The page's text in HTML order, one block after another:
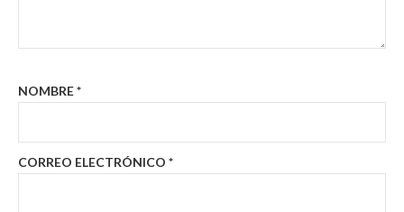
NOMBRE*
CORREO ELECTRÓNICO *